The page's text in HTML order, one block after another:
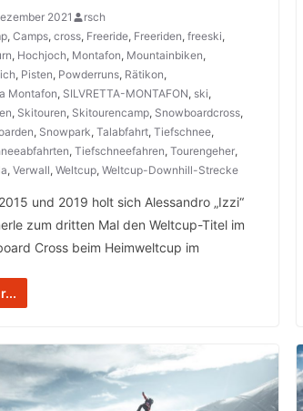
2021
rsch
, Camps, cross, Freeride, Freeriden, freeski,
, Hochjoch, Montafon, Mountainbiken,
, Pisten, Powderruns, Rätikon,
Montafon, SILVRETTA-MONTAFON, ski,
, Skitouren, Skitourencamp, Snowboardcross,
, Snowpark, Talabfahrt, Tiefschnee,
, Tiefschneefahren, Tourengeher,
, Verwall, Weltcup, Weltcup-Downhill-Strecke
und 2019 holt sich Alessandro „Izzi“
zum dritten Mal den Weltcup-Titel im
Cross beim Heimweltcup im